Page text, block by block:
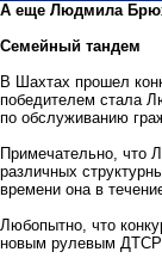
А еще Людмила
Семейный тандем
В Шахтах прошел
победителем стала
по обслуживанию
Примечательно, что
различных
времени она в
Любопытно, что
новым рулевым